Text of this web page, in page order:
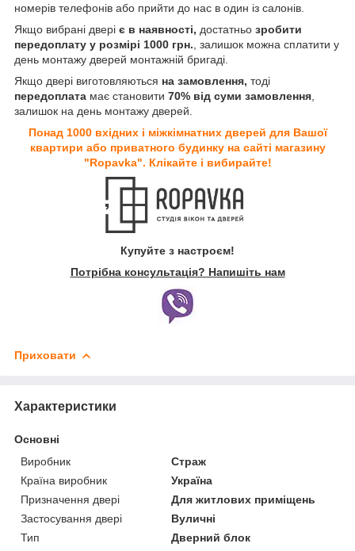
номерів телефонів або прийти до нас в один із салонів.
Якщо вибрані двері є в наявності, достатньо зробити
передоплату у розмірі 1000 грн. , залишок можна сплатити у
день монтажу дверей монтажній бригаді.
Якщо двері виготовляються на замовлення, тоді
передоплата має становити 70% від суми замовлення
залишок на день монтажу дверей.
Понад 1000 вхідних і міжкімнатних дверей для Вашої
квартири або приватного будинку на сайті магазину
"Ropavka". Клікайте і вибирайте!
Купуйте з настроєм!
Потрібна консультація? Напишіть нам
Приховати
Характеристики
Основні
Виробник
Страж
Країна виробник
Україна
Призначення двері
Для житлових приміщень
Застосування двері
Вуличні
Тип
Дверний блок